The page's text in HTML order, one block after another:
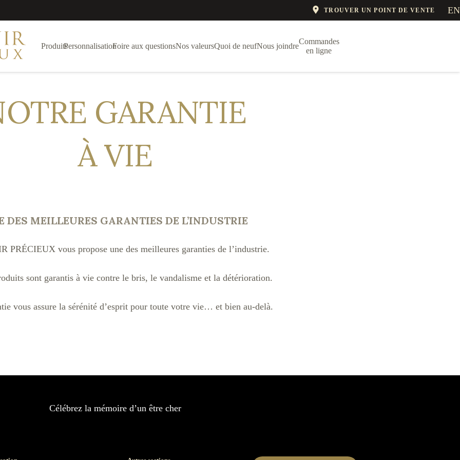
TROUVER UN POINT DE VENTE EN
ProduitsPersonnalisationFoire aux questionsNos valeursQuoi de neufNous joindre
Commandes
en ligne
GARANTIE
À VIE
DES MEILLEURES GARANTIES DE L’INDUSTRIE
PRÉCIEUX vous propose une des meilleures garanties de l’industrie.
sont garantis à vie contre le bris, le vandalisme et la détérioration.
vous assure la sérénité d’esprit pour toute votre vie… et bien au-delà.
Célébrez la mémoire d’un être cher